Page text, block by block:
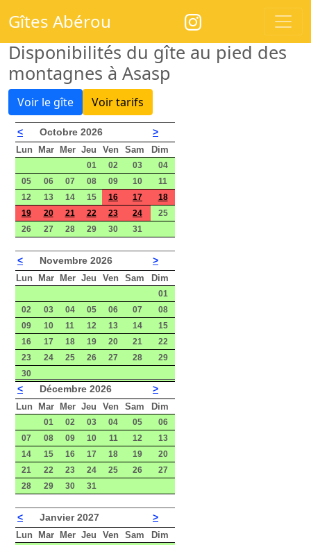
Gîtes Abérou
Disponibilités du gîte au pied des
montagnes à Asasp
Voir le gîte Voir tarifs
< Octobre 2026 >
Lun Mar Mer Jeu Ven Sam Dim
01 02 03
04
05
06 07 08 09 10
11
12
13 14 15 16 17
18
19
20 21 22 23 24
25
26
27 28 29 30 31
< Novembre 2026 >
Lun Mar Mer Jeu Ven Sam Dim
01
02
03 04 05 06 07
08
09
10 11 12 13 14
15
16
17 18 19 20 21
22
23
24 25 26 27 28
29
30
< Décembre 2026 >
Lun Mar Mer Jeu Ven Sam Dim
01 02 03 04 05
06
07
08 09 10 11 12
13
14
15 16 17 18 19
20
21
22 23 24 25 26
27
28
29 30 31
< Janvier 2027 >
Lun Mar Mer Jeu Ven Sam Dim